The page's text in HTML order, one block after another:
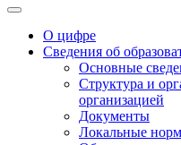
О цифре
Сведения об
Основные
Структура и
организацией
Документы
Локальные